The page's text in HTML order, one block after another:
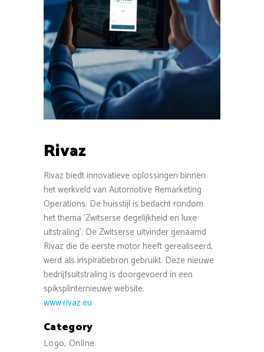
Rivaz
Rivaz biedt innovatieve oplossingen binnen
het werkveld van Automotive Remarketing
Operations. De huisstijl is bedacht rondom
het thema ‘Zwitserse degelijkheid en luxe
uitstraling’. De Zwitserse uitvinder genaamd
Rivaz die de eerste motor heeft gerealiseerd,
werd als inspiratiebron gebruikt. Deze nieuwe
bedrijfsuitstraling is doorgevoerd in een
spiksplinternieuwe website.
www.rivaz.eu
Category
Logo, Online